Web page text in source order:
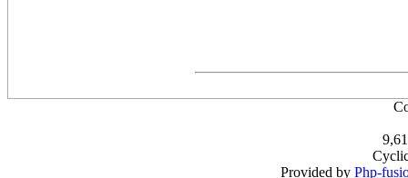
Provided by Php-